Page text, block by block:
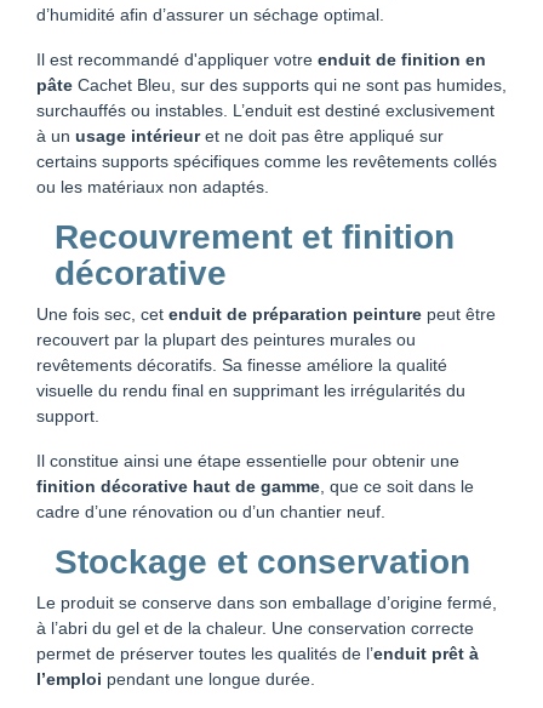
d’humidité afin d’assurer un séchage optimal.
Il est recommandé d'appliquer votre enduit de finition en
pâte Cachet Bleu, sur des supports qui ne sont pas humides,
surchauffés ou instables. L’enduit est destiné exclusivement
à un usage intérieuret ne doit pas être appliqué sur
certains supports spécifiques comme les revêtements collés
ou les matériaux non adaptés.
Recouvrement et finition
décorative
Une fois sec, cet enduit de préparation peinture peut être
recouvert par la plupart des peintures murales ou
revêtements décoratifs. Sa finesse améliore la qualité
visuelle du rendu final en supprimant les irrégularités du
support.
Il constitue ainsi une étape essentielle pour obtenir une
finition décorative haut de gamme , que ce soit dans le
cadre d’une rénovation ou d’un chantier neuf.
Stockage et conservation
Le produit se conserve dans son emballage d’origine fermé,
à l’abri du gel et de la chaleur. Une conservation correcte
permet de préserver toutes les qualités de l’enduit prêt à
l’emploi pendant une longue durée.